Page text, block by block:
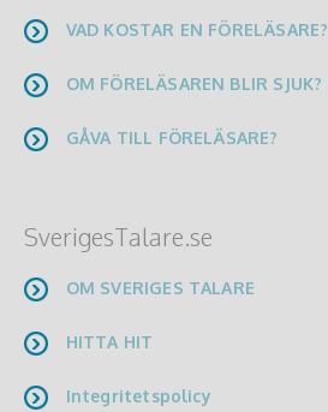
VAD KOSTAR EN FÖRELÄSARE?
OM FÖRELÄSAREN BLIR SJUK?
GÅVA TILL FÖRELÄSARE?
SverigesTalare.se
OM SVERIGES TALARE
HITTA HIT
Integritetspolicy